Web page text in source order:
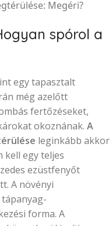
spórol a
egy tapasztalt
még azelőtt
fertőzéseket,
okoznának. A
leginkább akkor
kell egy teljes
ezüstfenyőt
A növényi
forma. A